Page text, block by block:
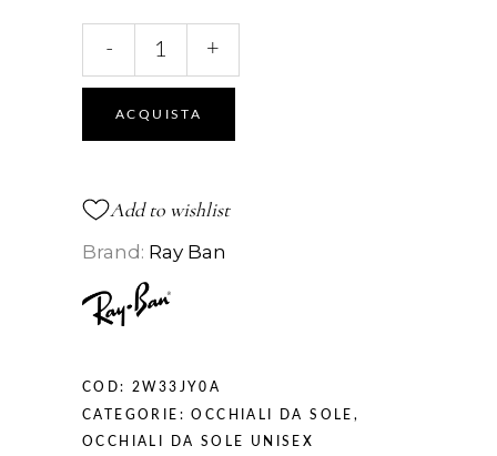
quantità
- +
ACQUISTA
Add to wishlist
Brand: Ray Ban
COD: 2W33JY0A
CATEGORIE:OCCHIALI DA SOLE ,
OCCHIALI DA SOLE UNISEX